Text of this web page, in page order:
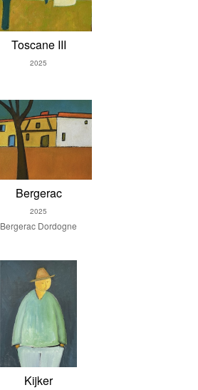
Toscane III
2025
Bergerac
2025
Bergerac Dordogne
Kijker